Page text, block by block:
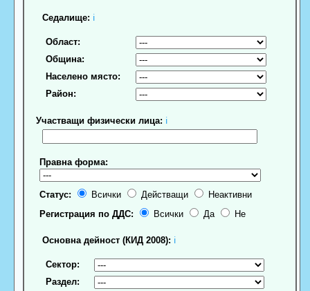
Седалище: ℹ
Област:
Община:
Населено място:
Район:
Участващи физически лица: ℹ
Правна форма:
Статус: Всички Действащи
Неактивни
Регистрация по ДДС:
Всички Да Не
Основна дейност (КИД 2008): ℹ
Сектор:
Раздел: